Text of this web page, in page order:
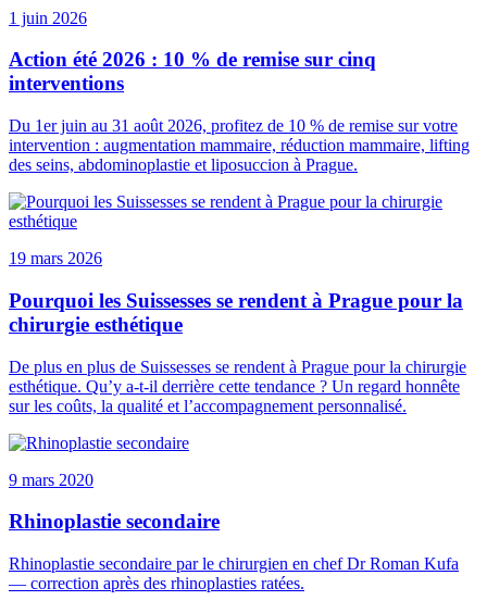
1 juin 2026
Action été 2026 : 10 % de remise sur cinq
interventions
Du 1er juin au 31 août 2026, profitez de 10 % de remise sur votre
intervention : augmentation mammaire, réduction mammaire, lifting
des seins, abdominoplastie et liposuccion à Prague.
19 mars 2026
Pourquoi les Suissesses se rendent à Prague pour la
chirurgie esthétique
De plus en plus de Suissesses se rendent à Prague pour la chirurgie
esthétique. Qu’y a-t-il derrière cette tendance ? Un regard honnête
sur les coûts, la qualité et l’accompagnement personnalisé.
9 mars 2020
Rhinoplastie secondaire
Rhinoplastie secondaire par le chirurgien en chef Dr Roman Kufa
— correction après des rhinoplasties ratées.